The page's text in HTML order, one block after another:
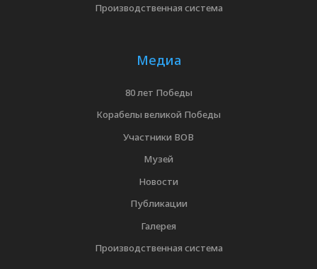
Производственная система
Медиа
80 лет Победы
Корабелы великой Победы
Участники ВОВ
Музей
Новости
Публикации
Галерея
Производственная система